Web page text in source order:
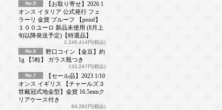
No.5
【お取り寄せ】2026 1
オンス イタリア 公式発行 フェ
ラーリ 金貨 プルーフ 【proof】
１００ユーロ 新品未使用 (8月上
旬以降発送予定)【特選品】
1,246,414円(税込)
No.6
野口コイン【金豆】約
1g 【5粒】 ガラス瓶つき
132,247円(税込)
No.7
【セール品】2023 1/10
オンス イギリス 【チャールズ３
世戴冠式地金型】金貨 16.5mmク
リアケース付き
84,282円(税込)